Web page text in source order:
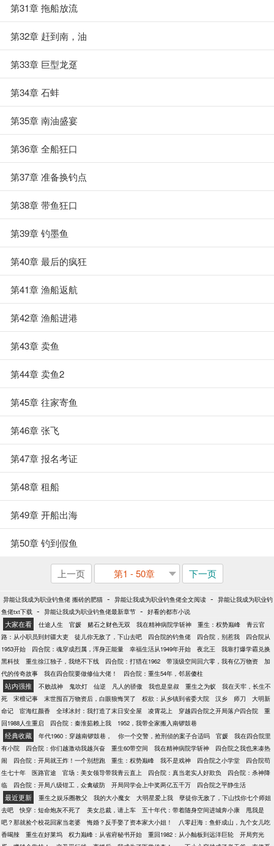
第31章 拖船放流
第32章 赶到南，油
第33章 巨型龙趸
第34章 石蚌
第35章 南油盛宴
第36章 全船狂口
第37章 准备换钓点
第38章 带鱼狂口
第39章 钓墨鱼
第40章 最后的疯狂
第41章 渔船返航
第42章 渔船进港
第43章 卖鱼
第44章 卖鱼2
第45章 往家寄鱼
第46章 张飞
第47章 报名考证
第48章 租船
第49章 开船出海
第50章 钓到假鱼
上一页 第1 - 50章 下一页
异能让我成为职业钓鱼佬 搬砖的肥猫 - 异能让我成为职业钓鱼佬全文阅读 - 异能让我成为职业钓
鱼佬txt下载 - 异能让我成为职业钓鱼佬最新章节 - 好看的都市小说
大家在看 仕途人生 官媛 赌石之财色无双 我在精神病院学斩神 重生：权势巅峰
青云官
路：从小职员到封疆大吏
徒儿你无敌了，下山去吧 四合院的钓鱼佬 四合院，别惹我
四合院从
1953开始
四合院：魂穿成烈属，浑身正能量 幸福生活从1949年开始 夜北王
我靠打爆学霸兑换
黑科技
重生徐江独子，我绝不下线 四合院：打猎在1962 带顶级空间回六零，我有亿万物资
加
代的传奇故事
我在四合院要做修仙大佬！ 四合院：重生54年，邻居傻柱
站内强推 不败战神 鬼吹灯 仙逆 凡人的骄傲 我也是皇叔 重生之为蚁
我在天牢，长生不
死
宋檀记事 末世囤百万物资后，白眼狼悔哭了 权欲：从乡镇到省委大院 汉乡 师刀
大明新
命记
宦海红颜香 全球冰封：我打造了末日安全屋 凌霄花上 穿越四合院之开局落户四合院
重
回1988人生重启
四合院：秦淮茹赖上我 1952，我带全家搬入南锣鼓巷
经典收藏 年代1960：穿越南锣鼓巷， 你一个交警，抢刑侦的案子合适吗 官媛
我在四合院里
有小院
四合院：你们越激动我越兴奋 重生60带空间 我在精神病院学斩神
四合院之我也来凑热
闹
四合院：开局就王炸！一个别想跑 重生：权势巅峰 我不是戏神 四合院之小学堂
四合院苟
生七十年
医路官途 官场：美女领导带我青云直上 四合院：真当老实人好欺负
四合院：杀神降
临
四合院：开局八级钳工，众禽破防 开局同学会上中奖两亿五千万 四合院之平静生活
最近更新 重生之娱乐圈教父 我的大小魔女 大明星爱上我
孽徒你无敌了，下山找你七个师姐
去吧
快穿：短命炮灰不死了 美女总裁，请上车 五十年代：带着随身空间进城奔小康
甩我是
吧？那就捡个校花回家当老婆
悔婚？反手娶了资本家大小姐！
八零赶海：鱼虾成山，九个女儿吃
香喝辣
重生在好莱坞 权力巅峰：从省府秘书开始 重回1982：从小舢板到远洋巨轮
开局穷光